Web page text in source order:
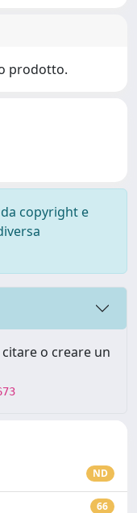
prodotto.
copyright e
o creare un
ND
66